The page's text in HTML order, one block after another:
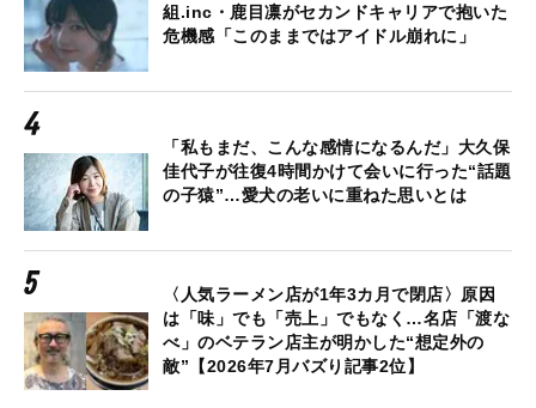
組.inc・鹿目凛がセカンドキャリアで抱いた
危機感「このままではアイドル崩れに」
「私もまだ、こんな感情になるんだ」大久保
佳代子が往復4時間かけて会いに行った“話題
の子猿”…愛犬の老いに重ねた思いとは
〈人気ラーメン店が1年3カ月で閉店〉原因
は「味」でも「売上」でもなく…名店「渡な
べ」のベテラン店主が明かした“想定外の
敵”【2026年7月バズり記事2位】